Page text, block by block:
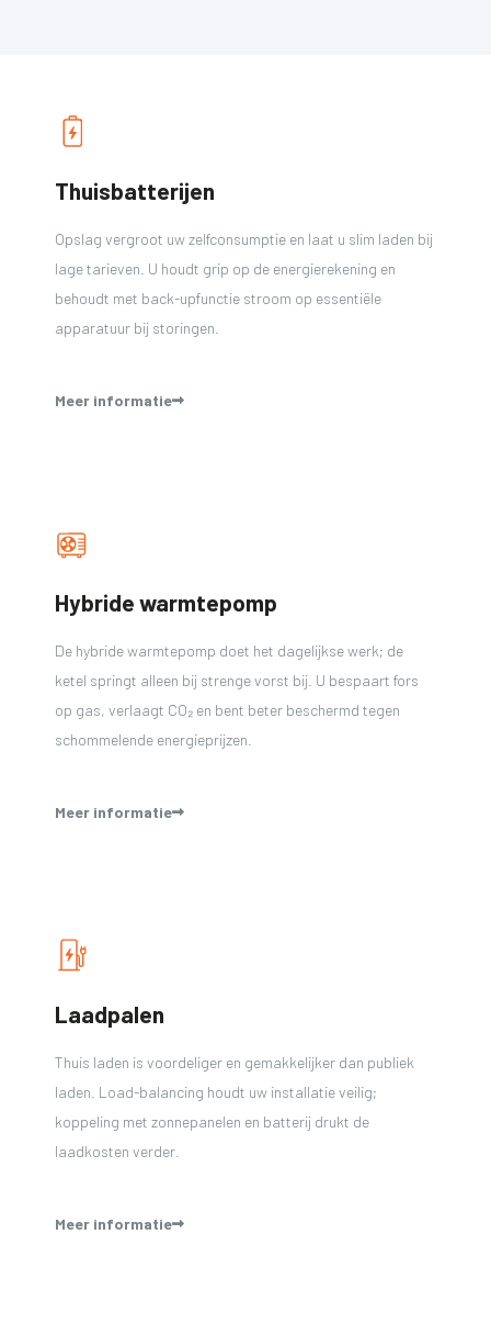
Thuisbatterijen
Opslag vergroot uw zelfconsumptie en laat u slim laden bij
lage tarieven. U houdt grip op de energierekening en
behoudt met back-upfunctie stroom op essentiële
apparatuur bij storingen.
Meer informatie
Hybride warmtepomp
De hybride warmtepomp doet het dagelijkse werk; de
ketel springt alleen bij strenge vorst bij. U bespaart fors
op gas, verlaagt CO₂ en bent beter beschermd tegen
schommelende energieprijzen.
Meer informatie
Laadpalen
Thuis laden is voordeliger en gemakkelijker dan publiek
laden. Load-balancing houdt uw installatie veilig;
koppeling met zonnepanelen en batterij drukt de
laadkosten verder.
Meer informatie